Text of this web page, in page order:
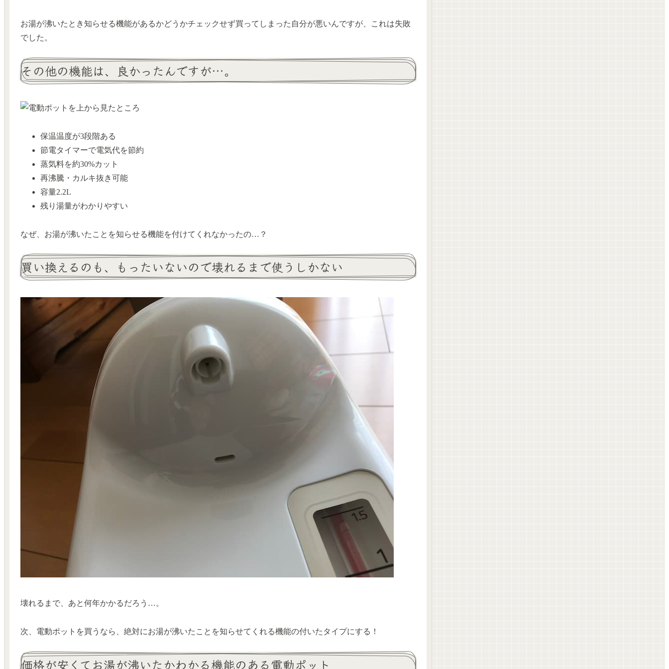
お湯が沸いたとき知らせる機能があるかどうかチェックせず買ってしまった自分が悪いんですが、これは失敗
でした。
その他の機能は、良かったんですが…。
保温温度が3段階ある
節電タイマーで電気代を節約
蒸気料を約30%カット
再沸騰・カルキ抜き可能
容量2.2L
残り湯量がわかりやすい
なぜ、お湯が沸いたことを知らせる機能を付けてくれなかったの…？
買い換えるのも、もったいないので壊れるまで使うしかない
壊れるまで、あと何年かかるだろう…。
次、電動ポットを買うなら、 絶対にお湯が沸いたことを知らせてくれる機能の付いたタイプにする！
価格が安くてお湯が沸いたかわかる機能のある電動ポット